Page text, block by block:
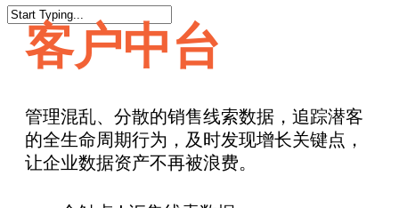
客户中台
管理混乱、分散的销售线索数据，追踪潜客
的全生命周期行为，及时发现增长关键点，
让企业数据资产不再被浪费。